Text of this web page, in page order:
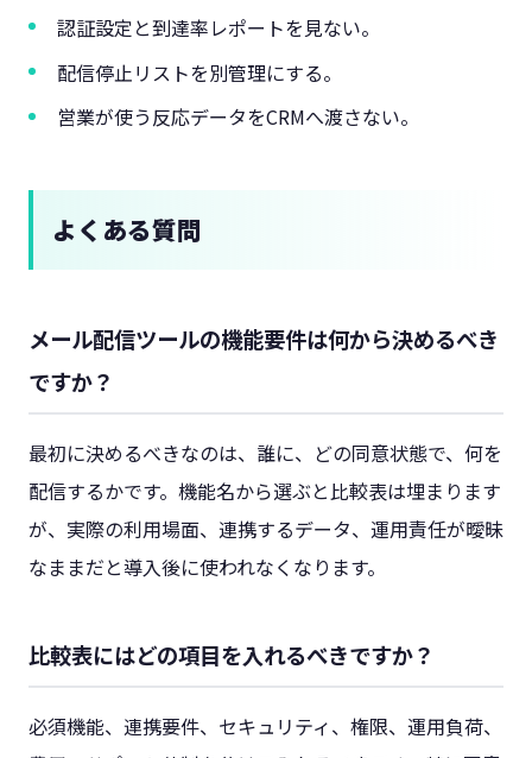
認証設定と到達率レポートを見ない。
配信停止リストを別管理にする。
営業が使う反応データをCRMへ渡さない。
よくある質問
メール配信ツールの機能要件は何から決めるべき
ですか？
最初に決めるべきなのは、誰に、どの同意状態で、何を
配信するかです。機能名から選ぶと比較表は埋まります
が、実際の利用場面、連携するデータ、運用責任が曖昧
なままだと導入後に使われなくなります。
比較表にはどの項目を入れるべきですか？
必須機能、連携要件、セキュリティ、権限、運用負荷、